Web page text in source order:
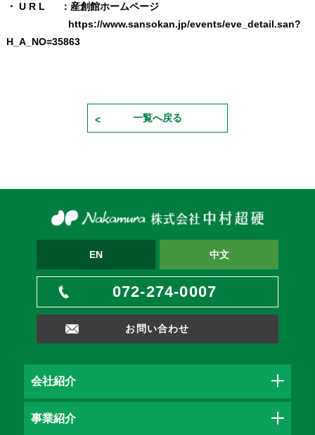
・ U R L ：産創館ホームページ
https://www.sansokan.jp/events/eve_detail.san?
H_A_NO=35863
一覧へ戻る
EN 中文
072-274-0007
お問い合わせ
会社紹介
事業紹介